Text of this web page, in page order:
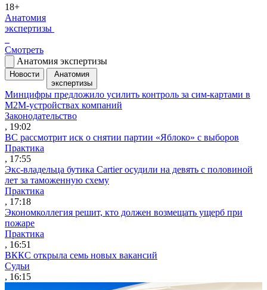
18+
Анатомия
экспертизы
Смотреть
Анатомия экспертизы
Новости
Анатомия
экспертизы
Минцифры предложило усилить контроль за сим-картами в
M2M-устройствах компаний
Законодательство
, 19:02
ВС рассмотрит иск о снятии партии «Яблоко» с выборов
Практика
, 17:55
Экс-владельца бутика Cartier осудили на девять с половиной
лет за таможенную схему
Практика
, 17:18
Экономколлегия решит, кто должен возмещать ущерб при
пожаре
Практика
, 16:51
ВККС открыла семь новых вакансий
Судьи
, 16:15